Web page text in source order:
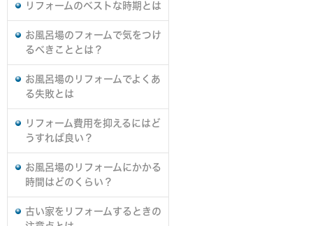
リフォームのベストな時期とは
お風呂場のフォームで気をつけ
るべきこととは？
お風呂場のリフォームでよくあ
る失敗とは
リフォーム費用を抑えるにはど
うすれば良い？
お風呂場のリフォームにかかる
時間はどのくらい？
古い家をリフォームするときの